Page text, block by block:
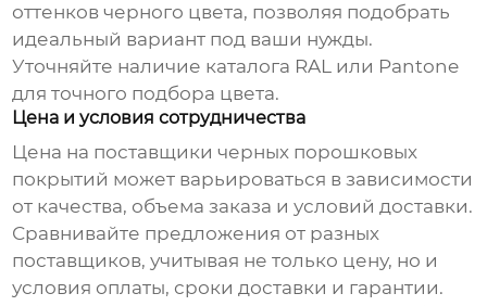
оттенков черного цвета, позволяя подобрать
идеальный вариант под ваши нужды.
Уточняйте наличие каталога RAL или Pantone
для точного подбора цвета.
Цена и условия сотрудничества
Цена на поставщики черных порошковых
покрытий может варьироваться в зависимости
от качества, объема заказа и условий доставки.
Сравнивайте предложения от разных
поставщиков, учитывая не только цену, но и
условия оплаты, сроки доставки и гарантии.